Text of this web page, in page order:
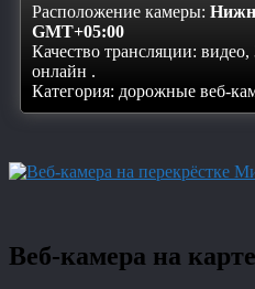
Расположение камеры:
GMT+05:00
Качество трансляции: видео,
онлайн .
Категория: дорожные веб-
Веб-камера на карте